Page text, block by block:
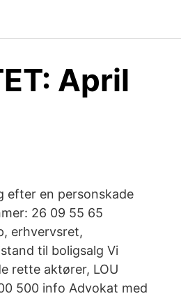
April
en personskade
26 09 55 65
erhvervsret,
til boligsalg Vi
rette aktører, LOU
500 info Advokat med